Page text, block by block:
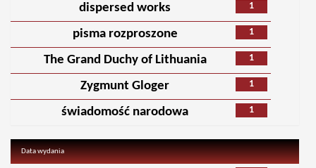
1
dispersed works
1
pisma rozproszone
1
The Grand Duchy of Lithuania
1
Zygmunt Gloger
1
świadomość narodowa
Data wydania